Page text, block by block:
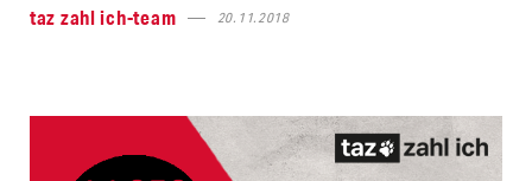
taz zahl ich-team
20.11.2018